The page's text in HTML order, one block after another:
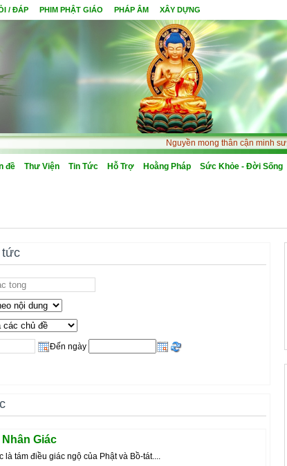
/ ĐÁP PHIM PHẬT GIÁO PHÁP ÂM XÂY DỰNG
Nguyền mong thân cận minh
đề Thư Viện Tin Tức Hỗ Trợ Hoằng Pháp Sức Khỏe - Đời Sống
tức
Đến ngày
Giác
là tám điều giác ngộ của Phật và Bồ-tát....